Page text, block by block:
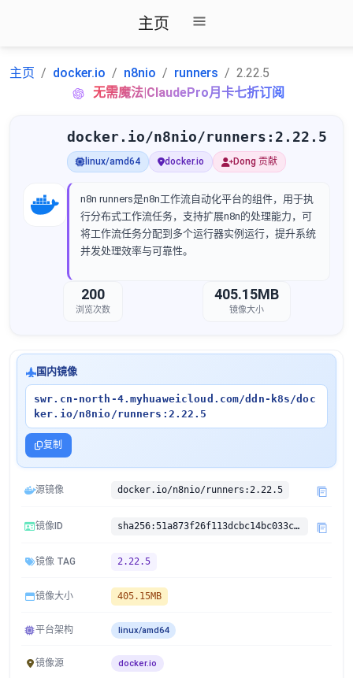
主页
主页 docker.io n8nio runners
2.22.5
无需魔法|ClaudePro月卡七折订阅
docker.io/n8nio/runners:2.22.5
linux/amd64 docker.io Dong 贡献
n8n runners是n8n工作流自动化平台的组件，用于执
行分布式工作流任务，支持扩展n8n的处理能力，可
将工作流任务分配到多个运行器实例运行，提升系统
并发处理效率与可靠性。
200
浏览次数
405.15MB
镜像大小
国内镜像
swr.cn-north-4.myhuaweicloud.com/ddn-k8s/doc
ker.io/n8nio/runners:2.22.5
复制
源镜像 docker.io/n8nio/runners:2.22.5
镜像ID sha256:51a873f26f113dcbc14bc033c6671cee6bce3f2d5b97d9f99eb0b8e4391cb95a
镜像 TAG 2.22.5
镜像大小 405.15MB
平台架构 linux/amd64
镜像源 docker.io